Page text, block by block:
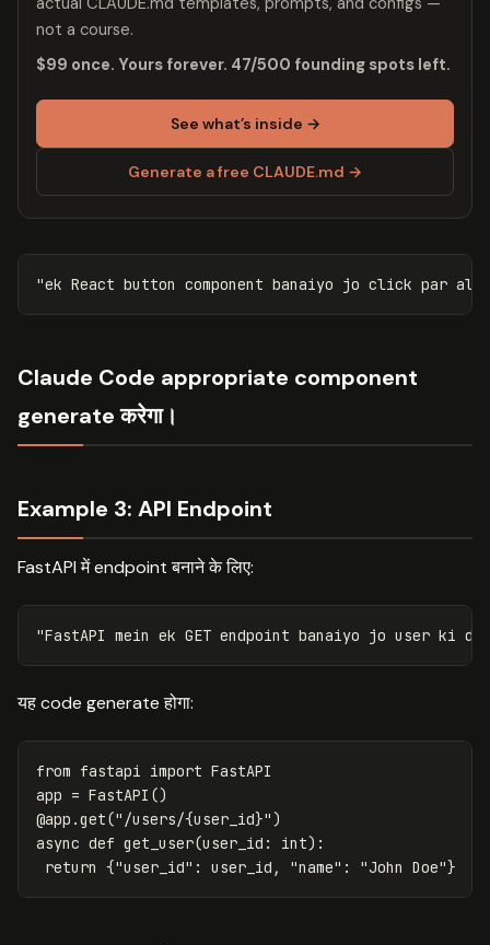
not a course.
$99 once. Yours forever. 47/500 founding spots left.
See what’s inside →
Generate a free CLAUDE.md →
Claude Code appropriate component
generate करेगा।
Example 3: API Endpoint
FastAPI में endpoint बनाने के लिए:
यह code generate होगा:
from fastapi import FastAPI
app = FastAPI ()
@app .get("/users/{user_id}")
async def get_user(user_id : int):
return {"user_id" : user_id , "name" : "John Doe"}